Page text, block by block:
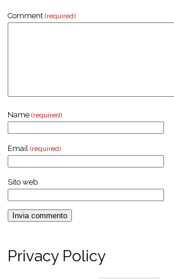
Comment (required)
Name (required)
Email (required)
Sito web
Privacy Policy